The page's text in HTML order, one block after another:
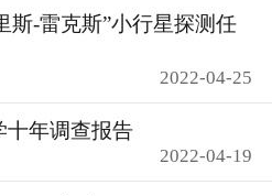
斯-雷克斯”小行星探测任
2022-04-25
十年调查报告
2022-04-19